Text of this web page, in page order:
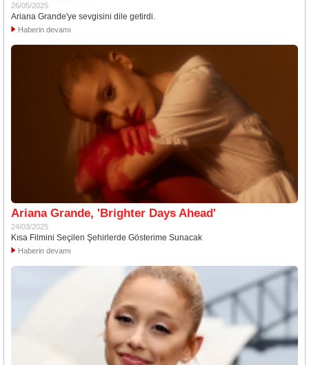
26/05/2025
Ariana Grande'ye sevgisini dile getirdi.
Haberin devamı
Ariana Grande, 'Brighter Days Ahead'
24/03/2025
Kısa Filmini Seçilen Şehirlerde Gösterime Sunacak
Haberin devamı